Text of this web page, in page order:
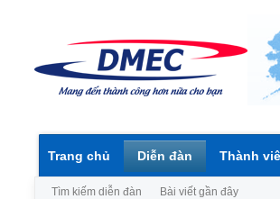
Trang chủ Diễn đàn
Tìm kiếm diễn đàn Bài viết gần đây
Thành